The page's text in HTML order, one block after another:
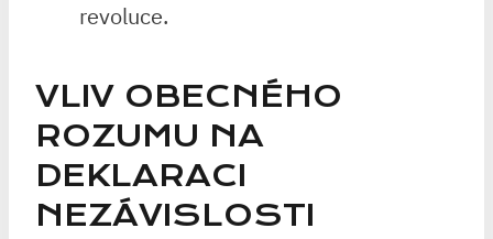
revoluce.
VLIV OBECNÉHO
ROZUMU NA
DEKLARACI
NEZÁVISLOSTI